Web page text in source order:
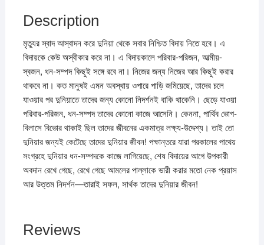
Description
মৃত্যুর স্বাদ আস্বাদন করে দুনিয়া থেকে সবার নিশ্চিত বিদায় নিতে হবে। এ
বিদায়কে কেউ অস্বীকার করে না। এ বিদায়কালে পরিবার-পরিজন, আত্মীয়-
স্বজন, ধন-সম্পদ কিছুই সঙ্গে রবে না। নিজের জন্য নিজের আর কিছুই করার
থাকবে না। কত মানুষই এমন অবস্থায় ওপারে পাড়ি জমিয়েছে, তাদের চলে
যাওয়ার পর দুনিয়াতে তাদের জন্য কোনো নিদর্শনই বাকি থাকেনি। ছেড়ে যাওয়া
পরিবার-পরিজন, ধন-সম্পদ তাদের কোনো কাজে আসেনি। কেননা, পার্থিব ভোগ-
বিলাসে বিভোর থাকাই ছিল তাদের জীবনের একমাত্র লক্ষ্য-উদ্দেশ্য। তাই তো
দুনিয়ার জন্যই কেটেছে তাদের দুনিয়ার জীবন! পক্ষান্তরে যারা পরকালের পাথেয়
সংগ্রহে দুনিয়ার ধন-সম্পদকে কাজে লাগিয়েছে, শেষ বিদায়ের আগে উপকারী
অবদান রেখে গেছে, রেখে গেছে আমলের পাল্লাকে ভারী করার মতো নেক প্রয়াস
আর উত্তম নিদর্শন—তারাই সফল, সার্থক তাদের দুনিয়ার জীবন!
Reviews